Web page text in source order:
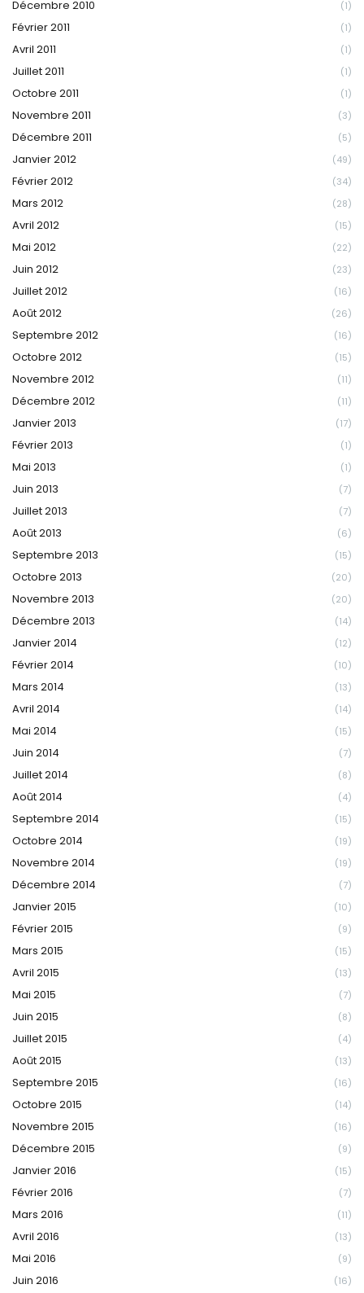
Décembre 2010 (1)
Février 2011 (1)
Avril 2011 (1)
Juillet 2011 (1)
Octobre 2011 (1)
Novembre 2011 (3)
Décembre 2011 (5)
Janvier 2012 (49)
Février 2012 (34)
Mars 2012 (28)
Avril 2012 (15)
Mai 2012 (22)
Juin 2012 (23)
Juillet 2012 (16)
Août 2012 (26)
Septembre 2012 (16)
Octobre 2012 (15)
Novembre 2012 (11)
Décembre 2012 (11)
Janvier 2013 (17)
Février 2013 (1)
Mai 2013 (1)
Juin 2013 (7)
Juillet 2013 (7)
Août 2013 (6)
Septembre 2013 (15)
Octobre 2013 (20)
Novembre 2013 (20)
Décembre 2013 (14)
Janvier 2014 (12)
Février 2014 (10)
Mars 2014 (13)
Avril 2014 (14)
Mai 2014 (15)
Juin 2014 (7)
Juillet 2014 (8)
Août 2014 (4)
Septembre 2014 (15)
Octobre 2014 (19)
Novembre 2014 (19)
Décembre 2014 (7)
Janvier 2015 (10)
Février 2015 (9)
Mars 2015 (15)
Avril 2015 (13)
Mai 2015 (7)
Juin 2015 (8)
Juillet 2015 (4)
Août 2015 (13)
Septembre 2015 (16)
Octobre 2015 (14)
Novembre 2015 (16)
Décembre 2015 (9)
Janvier 2016 (15)
Février 2016 (7)
Mars 2016 (11)
Avril 2016 (13)
Mai 2016 (9)
Juin 2016 (16)